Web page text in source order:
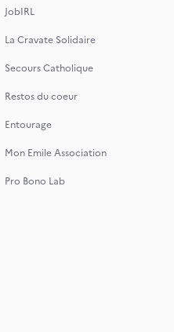
JobIRL
La Cravate Solidaire
Secours Catholique
Restos du coeur
Entourage
Mon Emile Association
Pro Bono Lab